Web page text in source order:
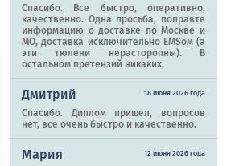
Спасибо. Все быстро, оперативно,
качественно. Одна просьба, поправте
информацию о доставке по Москве и
МО, доставка исключительно EMSом (а
эти тюлени нерасторопны). В
остальном претензий никаких.
Дмитрий 18 июня 2026 года
Спасибо. Диплом пришел, вопросов
нет, все очень быстро и качественно.
Мария 12 июня 2026 года